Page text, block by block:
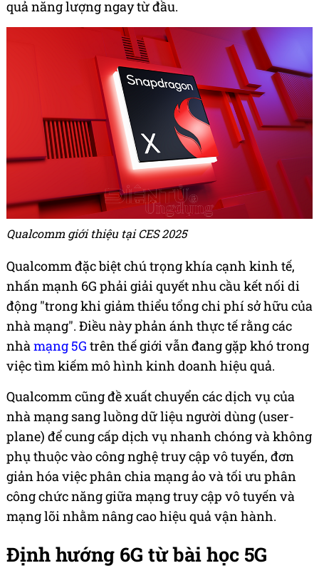
quả năng lượng ngay từ đầu.
Qualcomm giới thiệu tại CES 2025
Qualcomm đặc biệt chú trọng khía cạnh kinh tế,
nhấn mạnh 6G phải giải quyết nhu cầu kết nối di
động "trong khi giảm thiểu tổng chi phí sở hữu của
nhà mạng". Điều này phản ánh thực tế rằng các
nhà mạng 5G trên thế giới vẫn đang gặp khó trong
việc tìm kiếm mô hình kinh doanh hiệu quả.
Qualcomm cũng đề xuất chuyển các dịch vụ của
nhà mạng sang luồng dữ liệu người dùng (user-
plane) để cung cấp dịch vụ nhanh chóng và không
phụ thuộc vào công nghệ truy cập vô tuyến, đơn
giản hóa việc phân chia mạng ảo và tối ưu phân
công chức năng giữa mạng truy cập vô tuyến và
mạng lõi nhằm nâng cao hiệu quả vận hành.
Định hướng 6G từ bài học 5G